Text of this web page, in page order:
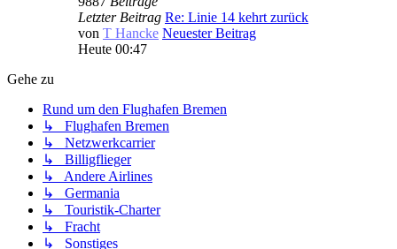
Letzter Beitrag Re: Linie 14 kehrt zurück
von T Hancke Neuester Beitrag
Heute 00:47
Gehe zu
Rund um den Flughafen Bremen
↳ Flughafen Bremen
↳ Netzwerkcarrier
↳ Billigflieger
↳ Andere Airlines
↳ Germania
↳ Touristik-Charter
↳ Fracht
↳ Sonstiges